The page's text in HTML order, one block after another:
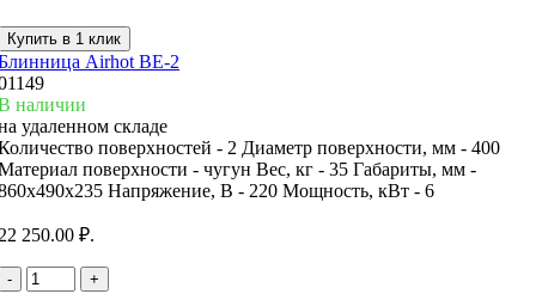
Купить в 1 клик
Airhot BE-2
наличии
удаленном складе
поверхностей - 2 Диаметр поверхности, мм - 400
поверхности - чугун Вес, кг - 35 Габариты, мм -
Напряжение, В - 220 Мощность, кВт - 6
250.00 ₽.
- +